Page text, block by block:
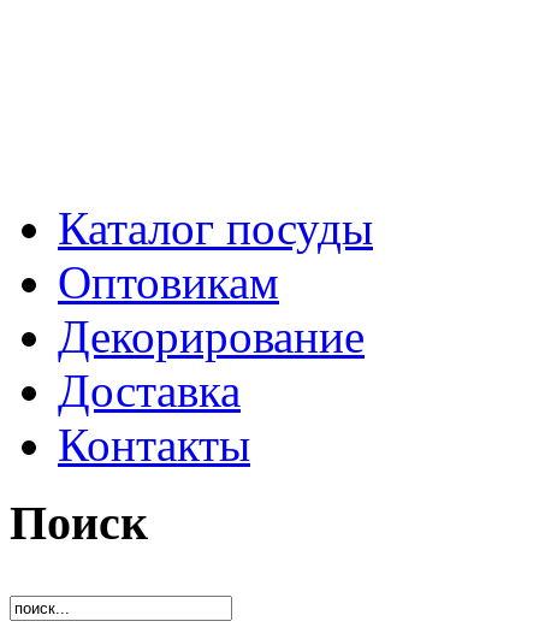
Каталог посуды
Оптовикам
Декорирование
Доставка
Контакты
Поиск